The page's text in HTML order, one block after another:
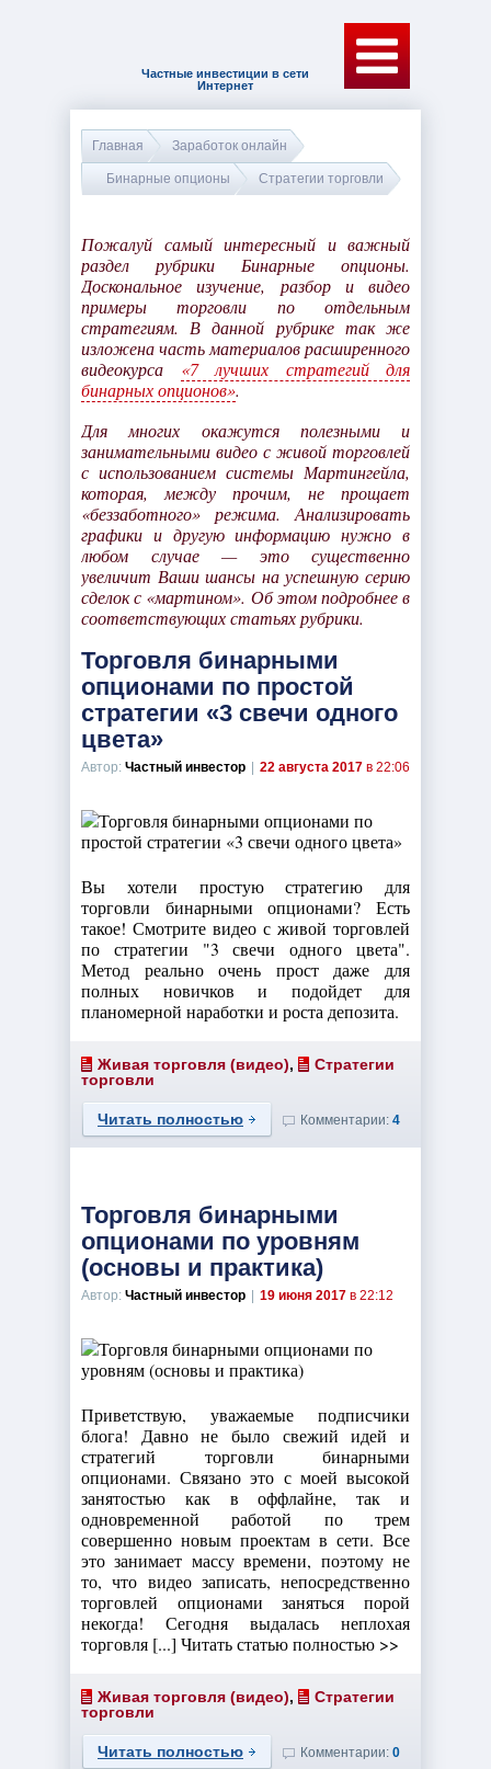
Частные инвестиции в сети
Интернет
Главная Заработок онлайн
Бинарные опционы Стратегии торговли
Пожалуй самый интересный и важный
раздел рубрики Бинарные опционы.
Доскональное изучение, разбор и видео
примеры торговли по отдельным
стратегиям. В данной рубрике так же
изложена часть материалов расширенного
видеокурса «7 лучших стратегий для
бинарных опционов».
Для многих окажутся полезными и
занимательными видео с живой торговлей
с использованием системы Мартингейла,
которая, между прочим, не прощает
«беззаботного» режима. Анализировать
графики и другую информацию нужно в
любом случае — это существенно
увеличит Ваши шансы на успешную серию
сделок с «мартином». Об этом подробнее в
соответствующих статьях рубрики.
Торговля бинарными
опционами по простой
стратегии «3 свечи одного
цвета»
Автор: Частный инвестор 22 августа 2017 в 22:06
Вы хотели простую стратегию для
торговли бинарными опционами? Есть
такое! Смотрите видео с живой торговлей
по стратегии "3 свечи одного цвета".
Метод реально очень прост даже для
полных новичков и подойдет для
планомерной наработки и роста депозита.
Живая торговля (видео),
Стратегии
торговли
Читать полностью Комментарии: 4
Торговля бинарными
опционами по уровням
(основы и практика)
Автор: Частный инвестор 19 июня 2017 в 22:12
Приветствую, уважаемые подписчики
блога! Давно не было свежий идей и
стратегий торговли бинарными
опционами. Связано это с моей высокой
занятостью как в оффлайне, так и
одновременной работой по трем
совершенно новым проектам в сети. Все
это занимает массу времени, поэтому не
то, что видео записать, непосредственно
торговлей опционами заняться порой
некогда! Сегодня выдалась неплохая
торговля [...] Читать статью полностью >>
Живая торговля (видео),
Стратегии
торговли
Читать полностью Комментарии: 0